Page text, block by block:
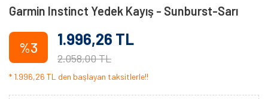
Garmin Instinct Yedek Kayış - Sunburst-Sarı
%3 1.996,26 TL
2.058,00 TL
* 1.996,26 TL den başlayan taksitlerle!!